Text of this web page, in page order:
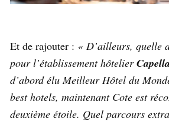
Et de rajouter : « D’ailleurs, quelle
pour l’établissement hôtelier
d’abord élu Meilleur Hôtel du
best hotels, maintenant Cote est
deuxième étoile. Quel parcours